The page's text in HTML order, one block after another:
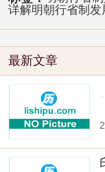
详解明朝行省制发
最新文章